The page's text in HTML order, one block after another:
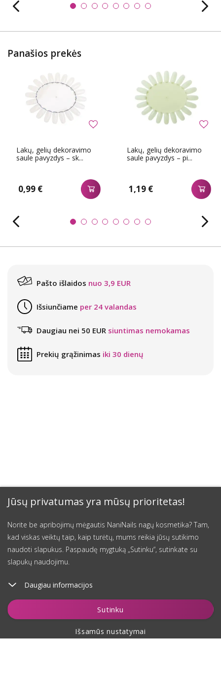
Jūsų privatumas yra mūsų prioritetas!
Norite be apribojimų mėgautis NaniNails nagų kosmetika? Tam,
kad viskas veiktų taip, kaip turėtų, mums reikia jūsų sutikimo
naudoti slapukus. Paspaudę mygtuką „Sutinku“, sutinkate su
slapukų naudojimu.
Daugiau informacijos
Sutinku
Išsamūs nustatymai
Įdėti į krepšelį
Panašios prekės
Lakų, gelių dekoravimo
saule pavyzdys – sk...
0,99 €
Lakų, gelių dekoravimo
saule pavyzdys – pi...
1,19 €
Pašto išlaidos nuo 3,9 EUR
Išsiunčiame per 24 valandas
Daugiau nei 50 EUR siuntimas nemokamas
Prekių grąžinimas iki 30 dienų